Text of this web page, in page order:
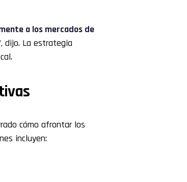
a los mercados de
dijo. La estrategia
cómo afrontar los
incluyen: